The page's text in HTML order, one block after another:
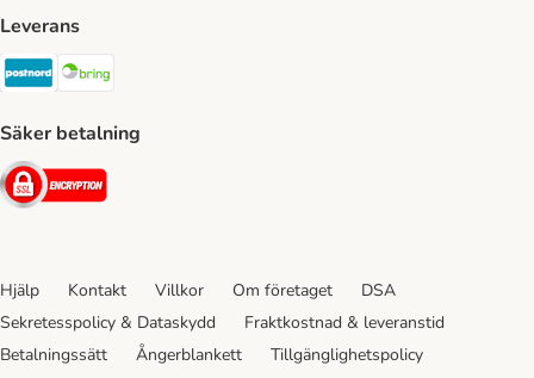
Leverans
Postnord Shipping Method
Säker betalning
Security
Hjälp Kontakt Villkor Om företaget
DSA
Sekretesspolicy & Dataskydd
Fraktkostnad & leveranstid
Betalningssätt
Ångerblankett Tillgänglighetspolicy